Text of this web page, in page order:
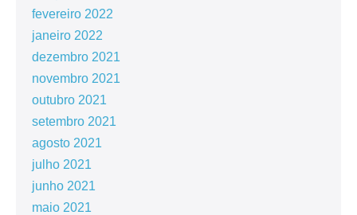
fevereiro 2022
janeiro 2022
dezembro 2021
novembro 2021
outubro 2021
setembro 2021
agosto 2021
julho 2021
junho 2021
maio 2021